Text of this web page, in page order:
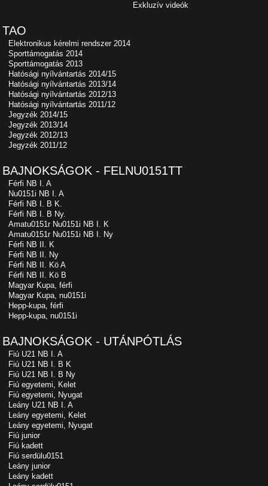
Exkluzív videók
TAO
Elektronikus kérelmi rendszer 2014
Sporttámogatás 2014
Sporttámogatás 2013
Hatósági nyílvántartás 2014/15
Hatósági nyílvántartás 2013/14
Hatósági nyílvántartás 2012/13
Hatósági nyílvántartás 2011/12
Jegyzék 2014/15
Jegyzék 2013/14
Jegyzék 2012/13
Jegyzék 2011/12
BAJNOKSÁGOK - FELNU0151TT
Férfi NB I. A
Nu0151i NB I. A
Férfi NB I. B K.
Férfi NB I. B Ny.
Amatu0151r Nu0151i NB I. K
Amatu0151r Nu0151i NB I. Ny
Férfi NB II. K
Férfi NB II. Ny
Férfi NB II. Kö A
Férfi NB II. Kö B
Magyar Kupa, férfi
Magyar Kupa, nu0151i
Hepp-kupa, férfi
Hepp-kupa, nu0151i
BAJNOKSÁGOK - UTÁNPÓTLÁS
Fiú U21 NB I. A
Fiú U21 NB I. B K
Fiú U21 NB I. B Ny
Fiú egyetemi, Kelet
Fiú egyetemi, Nyugat
Leány U21 NB I. A
Leány egyetemi, Kelet
Leány egyetemi, Nyugat
Fiú junior
Fiú kadett
Fiú serdülu0151
Leány junior
Leány kadett